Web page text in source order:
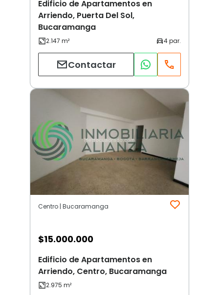
Edificio de Apartamentos en
Arriendo, Puerta Del Sol,
Bucaramanga
Contactar
Centro | Bucaramanga
$15.000.000
Edificio de Apartamentos en
Arriendo, Centro, Bucaramanga